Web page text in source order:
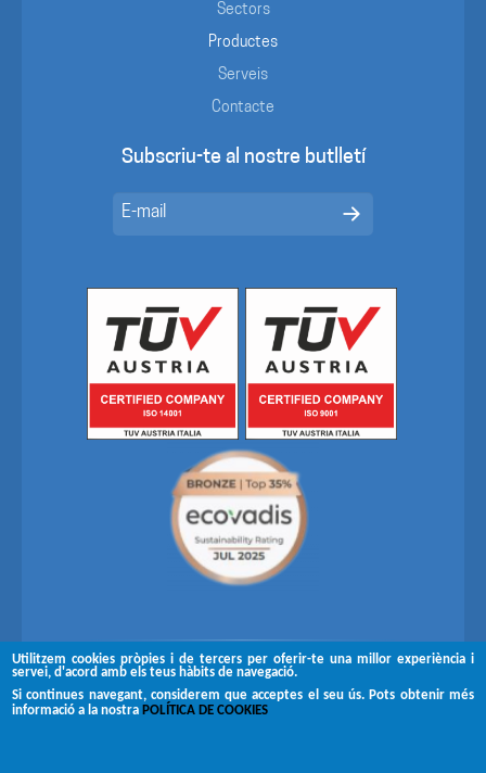
Utilitzem cookies pròpies i de tercers per oferir-te una millor experiència i
servei, d'acord amb els teus hàbits de navegació.
Si continues navegant, considerem que acceptes el seu ús. Pots obtenir més
informació a la nostra POLÍTICA DE COOKIES
Sectors
Productes
Serveis
Contacte
Subscriu-te al nostre butlletí
Segueix-nos a